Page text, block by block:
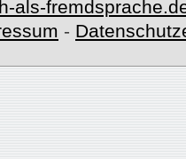
als-
-